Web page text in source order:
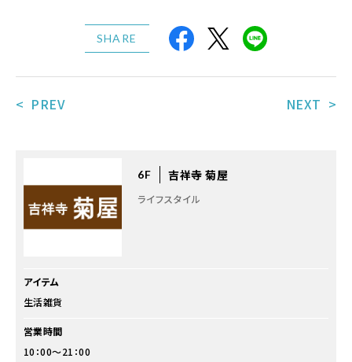
SHARE
< PREV NEXT >
6F 吉祥寺 菊屋
ライフスタイル
アイテム
生活雑貨
営業時間
10：00～21：00